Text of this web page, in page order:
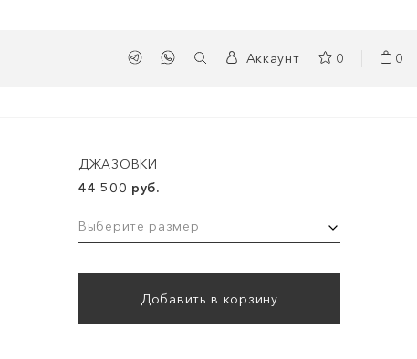
Аккаунт 0 0
ДЖАЗОВКИ
44 500 руб.
Выберите размер
Добавить в корзину